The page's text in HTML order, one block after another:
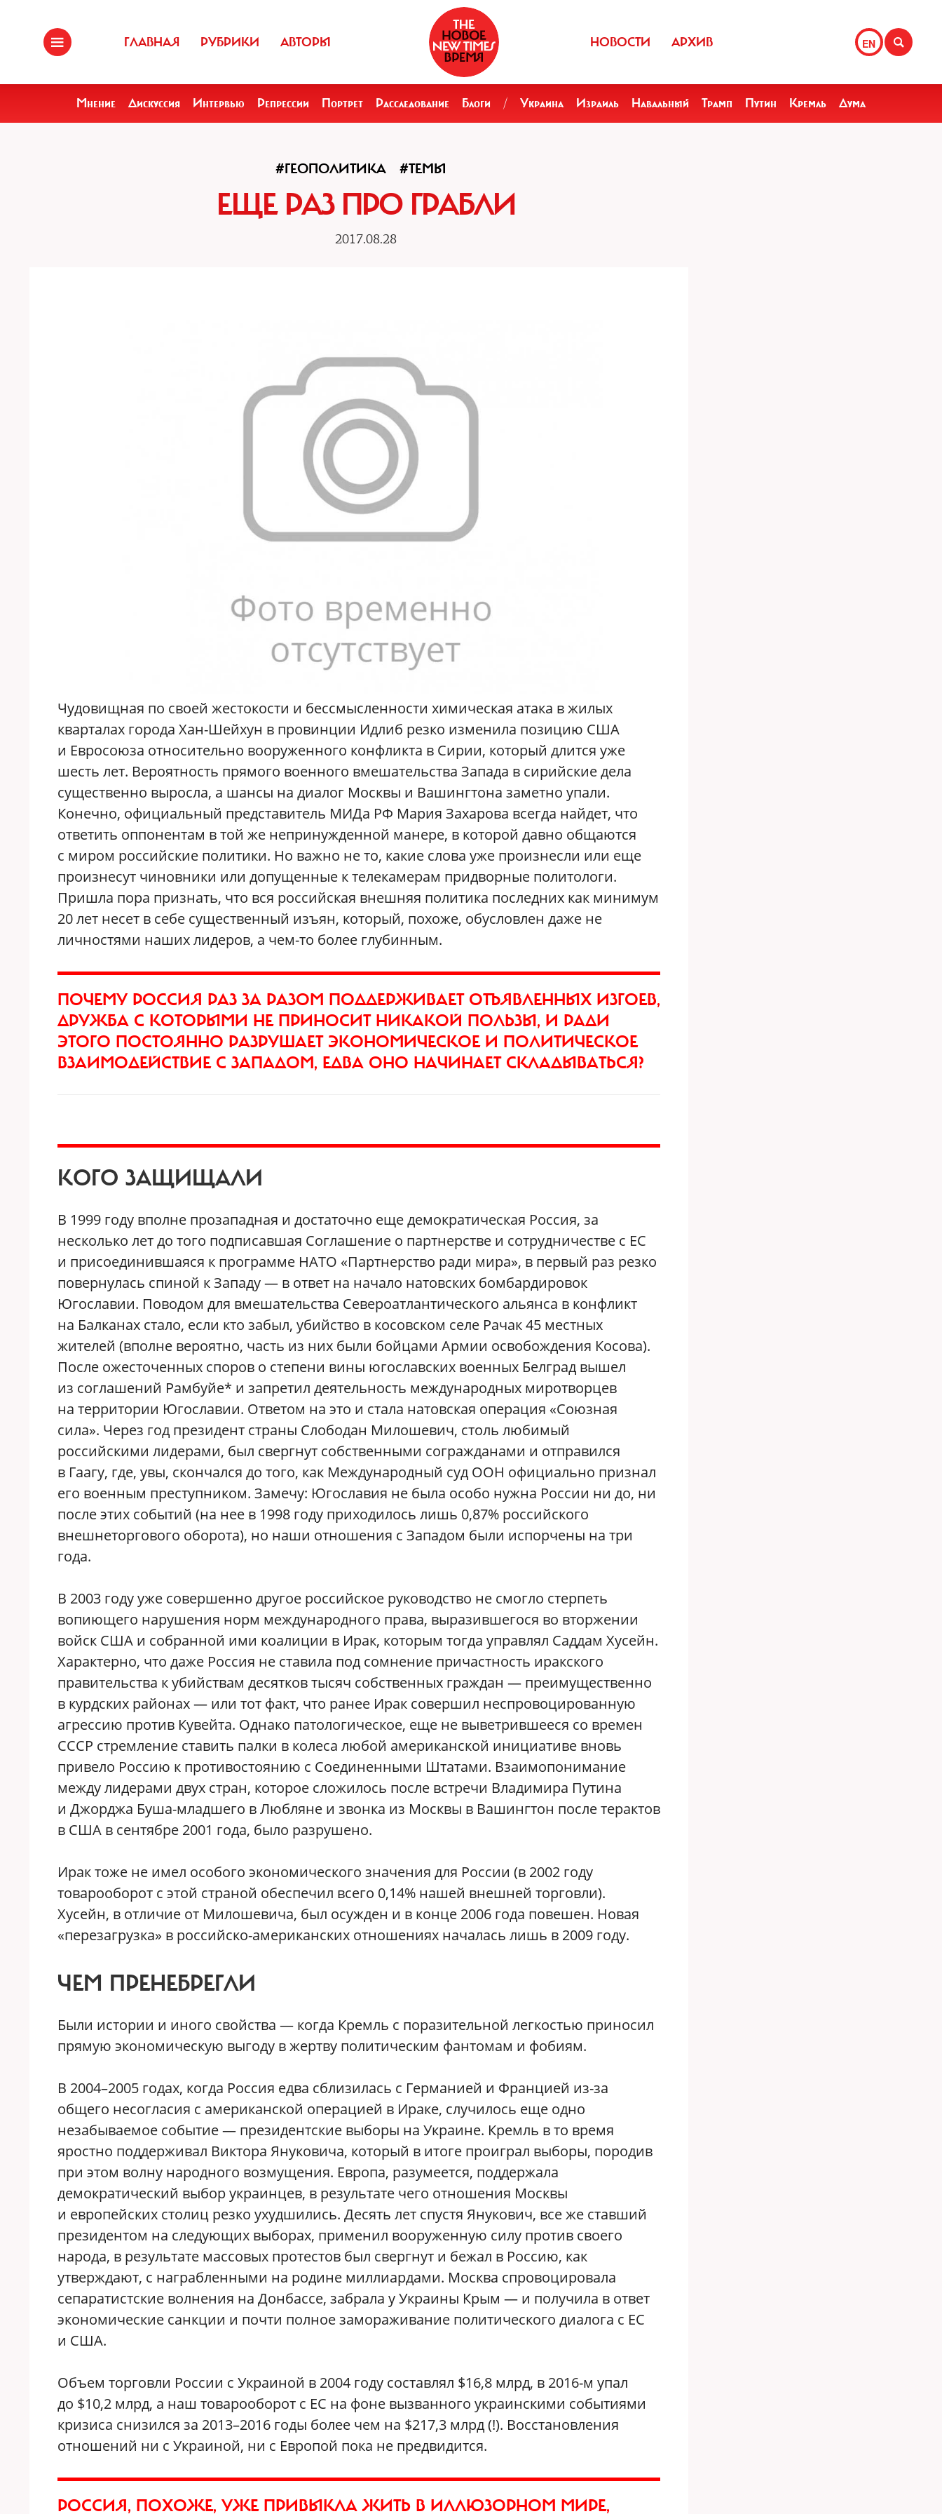
ГЛАВНАЯ РУБРИКИ АВТОРЫ EN
НОВОСТИ АРХИВ
Мнение Дискуссия Интервью Репрессии Портрет Расследование Блоги / Украина Израиль Навальный Трамп Путин Кремль Дума
#ГЕОПОЛИТИКА #ТЕМЫ
ЕЩЕ РАЗ ПРО ГРАБЛИ
2017.08.28
Чудовищная по своей жестокости и бессмысленности химическая атака в жилых
кварталах города Хан-Шейхун в провинции Идлиб резко изменила позицию США
и Евросоюза относительно вооруженного конфликта в Сирии, который длится уже
шесть лет. Вероятность прямого военного вмешательства Запада в сирийские дела
существенно выросла, а шансы на диалог Москвы и Вашингтона заметно упали.
Конечно, официальный представитель МИДа РФ Мария Захарова всегда найдет, что
ответить оппонентам в той же непринужденной манере, в которой давно общаются
с миром российские политики. Но важно не то, какие слова уже произнесли или еще
произнесут чиновники или допущенные к телекамерам придворные политологи.
Пришла пора признать, что вся российская внешняя политика последних как минимум
20 лет несет в себе существенный изъян, который, похоже, обусловлен даже не
личностями наших лидеров, а чем-то более глубинным.
ПОЧЕМУ РОССИЯ РАЗ ЗА РАЗОМ ПОДДЕРЖИВАЕТ ОТЪЯВЛЕННЫХ ИЗГОЕВ,
ДРУЖБА С КОТОРЫМИ НЕ ПРИНОСИТ НИКАКОЙ ПОЛЬЗЫ, И РАДИ
ЭТОГО ПОСТОЯННО РАЗРУШАЕТ ЭКОНОМИЧЕСКОЕ И ПОЛИТИЧЕСКОЕ
ВЗАИМОДЕЙСТВИЕ С ЗАПАДОМ, ЕДВА ОНО НАЧИНАЕТ СКЛАДЫВАТЬСЯ?
КОГО ЗАЩИЩАЛИ
В 1999 году вполне прозападная и достаточно еще демократическая Россия, за
несколько лет до того подписавшая Соглашение о партнерстве и сотрудничестве с ЕС
и присоединившаяся к программе НАТО «Партнерство ради мира», в первый раз резко
повернулась спиной к Западу — в ответ на начало натовских бомбардировок
Югославии. Поводом для вмешательства Североатлантического альянса в конфликт
на Балканах стало, если кто забыл, убийство в косовском селе Рачак 45 местных
жителей (вполне вероятно, часть из них были бойцами Армии освобождения Косова).
После ожесточенных споров о степени вины югославских военных Белград вышел
из соглашений Рамбуйе* и запретил деятельность международных миротворцев
на территории Югославии. Ответом на это и стала натовская операция «Союзная
сила». Через год президент страны Слободан Милошевич, столь любимый
российскими лидерами, был свергнут собственными согражданами и отправился
в Гаагу, где, увы, скончался до того, как Международный суд ООН официально признал
его военным преступником. Замечу: Югославия не была особо нужна России ни до, ни
после этих событий (на нее в 1998 году приходилось лишь 0,87% российского
внешнеторгового оборота), но наши отношения с Западом были испорчены на три
года.
В 2003 году уже совершенно другое российское руководство не смогло стерпеть
вопиющего нарушения норм международного права, выразившегося во вторжении
войск США и собранной ими коалиции в Ирак, которым тогда управлял Саддам Хусейн.
Характерно, что даже Россия не ставила под сомнение причастность иракского
правительства к убийствам десятков тысяч собственных граждан — преимущественно
в курдских районах — или тот факт, что ранее Ирак совершил неспровоцированную
агрессию против Кувейта. Однако патологическое, еще не выветрившееся со времен
СССР стремление ставить палки в колеса любой американской инициативе вновь
привело Россию к противостоянию с Соединенными Штатами. Взаимопонимание
между лидерами двух стран, которое сложилось после встречи Владимира Путина
и Джорджа Буша-младшего в Любляне и звонка из Москвы в Вашингтон после терактов
в США в сентябре 2001 года, было разрушено.
Ирак тоже не имел особого экономического значения для России (в 2002 году
товарооборот с этой страной обеспечил всего 0,14% нашей внешней торговли).
Хусейн, в отличие от Милошевича, был осужден и в конце 2006 года повешен. Новая
«перезагрузка» в российско-американских отношениях началась лишь в 2009 году.
ЧЕМ ПРЕНЕБРЕГЛИ
Были истории и иного свойства — когда Кремль с поразительной легкостью приносил
прямую экономическую выгоду в жертву политическим фантомам и фобиям.
В 2004–2005 годах, когда Россия едва сблизилась с Германией и Францией из-за
общего несогласия с американской операцией в Ираке, случилось еще одно
незабываемое событие — президентские выборы на Украине. Кремль в то время
яростно поддерживал Виктора Януковича, который в итоге проиграл выборы, породив
при этом волну народного возмущения. Европа, разумеется, поддержала
демократический выбор украинцев, в результате чего отношения Москвы
и европейских столиц резко ухудшились. Десять лет спустя Янукович, все же ставший
президентом на следующих выборах, применил вооруженную силу против своего
народа, в результате массовых протестов был свергнут и бежал в Россию, как
утверждают, с награбленными на родине миллиардами. Москва спровоцировала
сепаратистские волнения на Донбассе, забрала у Украины Крым — и получила в ответ
экономические санкции и почти полное замораживание политического диалога с ЕС
и США.
Объем торговли России с Украиной в 2004 году составлял $16,8 млрд, в 2016-м упал
до $10,2 млрд, а наш товарооборот с ЕС на фоне вызванного украинскими событиями
кризиса снизился за 2013–2016 годы более чем на $217,3 млрд (!). Восстановления
отношений ни с Украиной, ни с Европой пока не предвидится.
РОССИЯ, ПОХОЖЕ, УЖЕ ПРИВЫКЛА ЖИТЬ В ИЛЛЮЗОРНОМ МИРЕ,